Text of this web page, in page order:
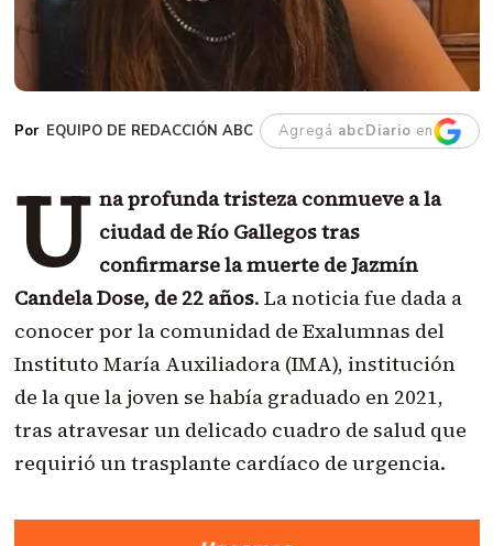
EQUIPO DE REDACCIÓN ABC Agregá abcDiario en
U na profunda tristeza conmueve a la
ciudad de Río Gallegos tras
confirmarse la muerte de Jazmín
Candela Dose, de 22 años. La noticia fue dada a
conocer por la comunidad de Exalumnas del
Instituto María Auxiliadora (IMA), institución
de la que la joven se había graduado en 2021,
tras atravesar un delicado cuadro de salud que
requirió un trasplante cardíaco de urgencia.